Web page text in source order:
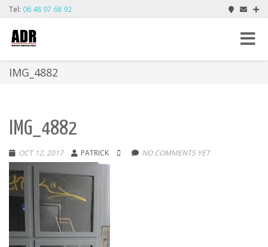
Tel: 06 48 97 68 92
Toggle
IMG_4882
IMG_4882
OCT 12, 2017 PATRICK NO COMMENTS YET